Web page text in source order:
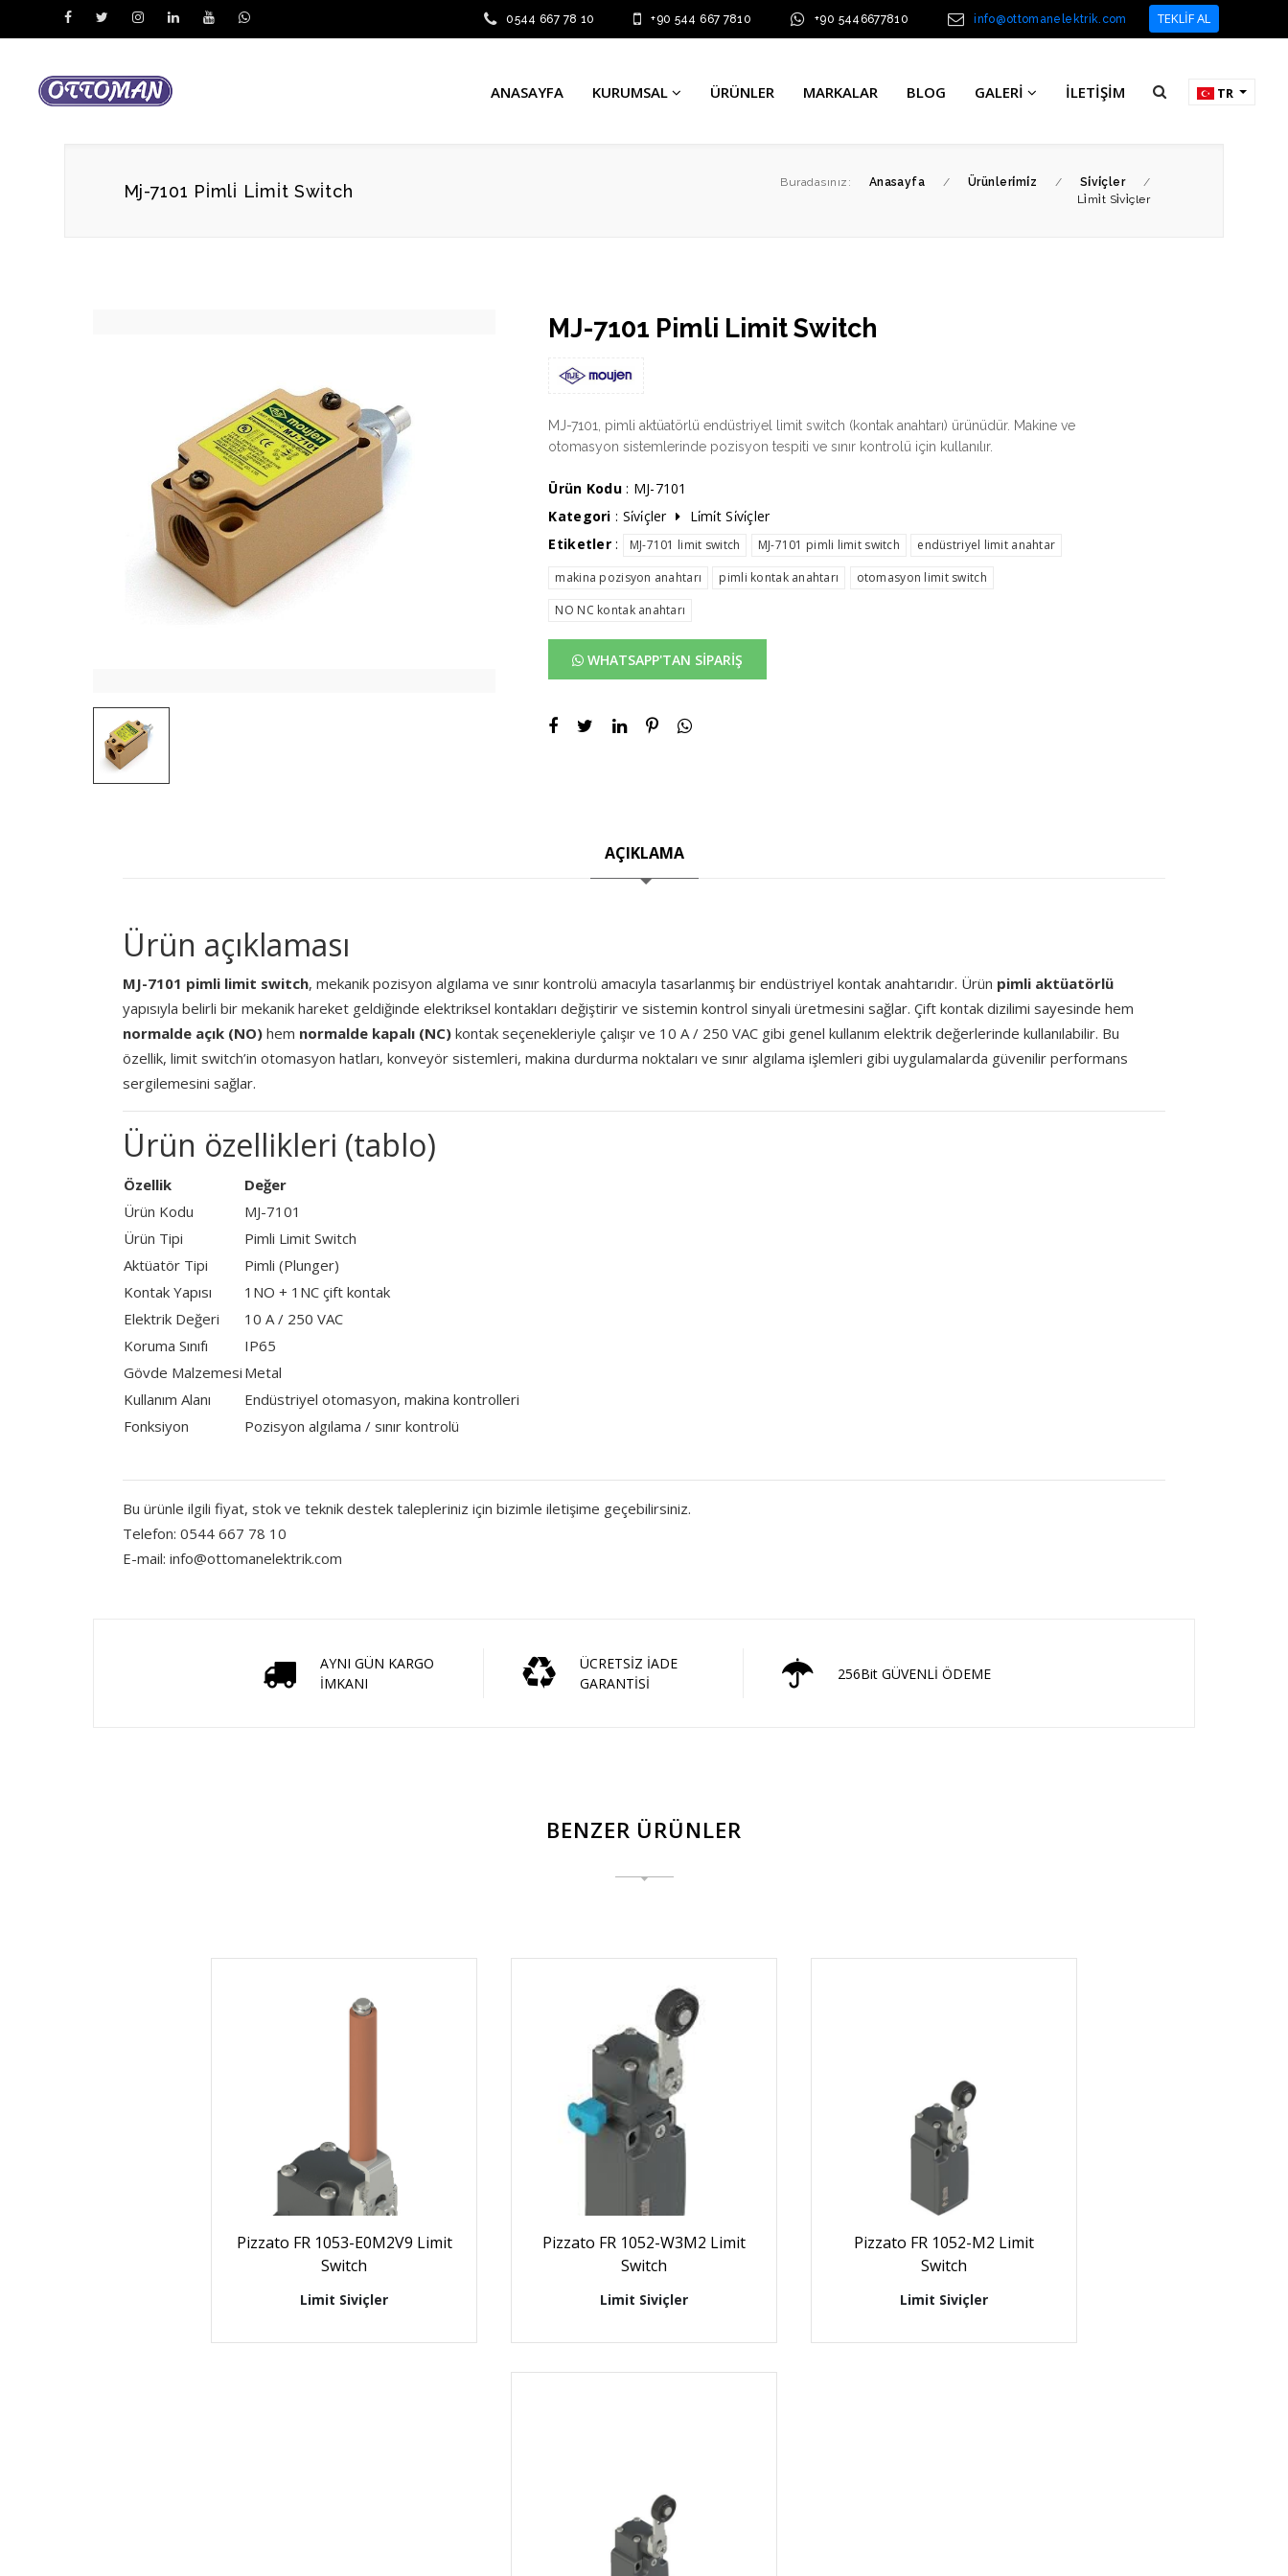
0544 667 78 10 +90 544 667 7810 +90 5446677810 info@ottomanelektrik.com TEKLİF AL
ANASAYFA KURUMSAL ÜRÜNLER MARKALAR BLOG GALERI İLETIŞIM TR
Mj-7101 Pi̇mli̇ Li̇mi̇t Swi̇tch Buradasınız: Anasayfa / Ürünleri̇mi̇z / Si̇vi̇çler
/
Li̇mi̇t Si̇vi̇çler
MJ-7101 Pimli Limit Switch
MJ-7101, pimli aktüatörlü endüstriyel limit switch (kontak anahtarı) ürünüdür. Makine ve
otomasyon sistemlerinde pozisyon tespiti ve sınır kontrolü için kullanılır.
Ürün Kodu: MJ-7101
Kategori : Si̇vi̇çler
Li̇mi̇t Si̇vi̇çler
Etiketler: MJ-7101 limit switch MJ-7101 pimli limit switch
endüstriyel limit anahtar
makina pozisyon anahtarı
pimli kontak anahtarı
otomasyon limit switch
NO NC kontak anahtarı
WHATSAPP'TAN SİPARİŞ
AÇIKLAMA
Ürün açıklaması
MJ-7101 pimli limit switch, mekanik pozisyon algılama ve sınır kontrolü amacıyla tasarlanmış bir endüstriyel kontak anahtarıdır. Ürün pimli aktüatörlü
yapısıyla belirli bir mekanik hareket geldiğinde elektriksel kontakları değiştirir ve sistemin kontrol sinyali üretmesini sağlar. Çift kontak dizilimi sayesinde hem
normalde açık (NO)hem normalde kapalı (NC)kontak seçenekleriyle çalışır ve 10 A / 250 VAC gibi genel kullanım elektrik değerlerinde kullanılabilir. Bu
özellik, limit switch’in otomasyon hatları, konveyör sistemleri, makina durdurma noktaları ve sınır algılama işlemleri gibi uygulamalarda güvenilir performans
sergilemesini sağlar.
Ürün özellikleri (tablo)
Özellik
Değer
Ürün Kodu
MJ-7101
Ürün Tipi
Pimli Limit Switch
Aktüatör Tipi
Pimli (Plunger)
Kontak Yapısı
1NO + 1NC çift kontak
Elektrik Değeri
10 A / 250 VAC
Koruma Sınıfı
IP65
Gövde Malzemesi Metal
Kullanım Alanı
Endüstriyel otomasyon, makina kontrolleri
Fonksiyon
Pozisyon algılama / sınır kontrolü
Bu ürünle ilgili fiyat, stok ve teknik destek talepleriniz için bizimle iletişime geçebilirsiniz.
Telefon: 0544 667 78 10
E-mail: info@ottomanelektrik.com
AYNI GÜN KARGO
İMKANI
ÜCRETSİZ İADE
GARANTİSİ
256Bit GÜVENLİ ÖDEME
BENZER ÜRÜNLER
Pizzato FR 1053-E0M2V9 Limit
Switch
Limit Siviçler
Pizzato FR 1052-W3M2 Limit
Switch
Limit Siviçler
Pizzato FR 1052-M2 Limit
Switch
Limit Siviçler